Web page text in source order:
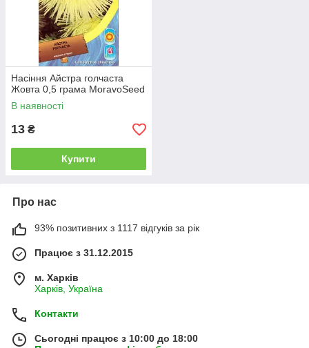
Насіння Айстра голчаста
Жовта 0,5 грама MoravoSeed
В наявності
13 ₴
Купити
Про нас
93% позитивних з 1117 відгуків за рік
Працює з 31.12.2015
м. Харків
Харків, Україна
Контакти
Сьогодні працює з 10:00 до 18:00